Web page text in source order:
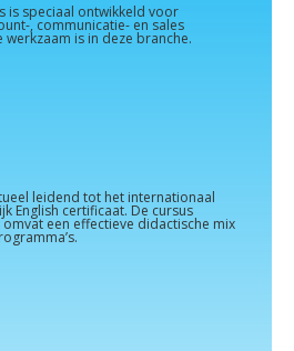
is speciaal ontwikkeld voor
, communicatie- en sales
is in deze branche.
leidend tot het internationaal
English certificaat. De cursus
een effectieve didactische mix